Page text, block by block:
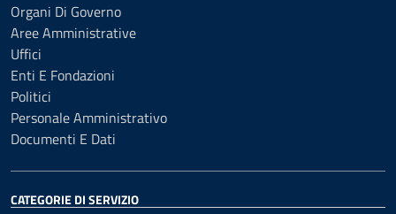
Organi Di Governo
Aree Amministrative
Uffici
Enti E Fondazioni
Politici
Personale Amministrativo
Documenti E Dati
CATEGORIE DI SERVIZIO